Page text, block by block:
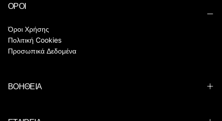
ΟΡΟΙ
Όροι Χρήσης
Πολιτική Cookies
Προσωπικά Δεδομένα
ΒΟΗΘΕΙΑ